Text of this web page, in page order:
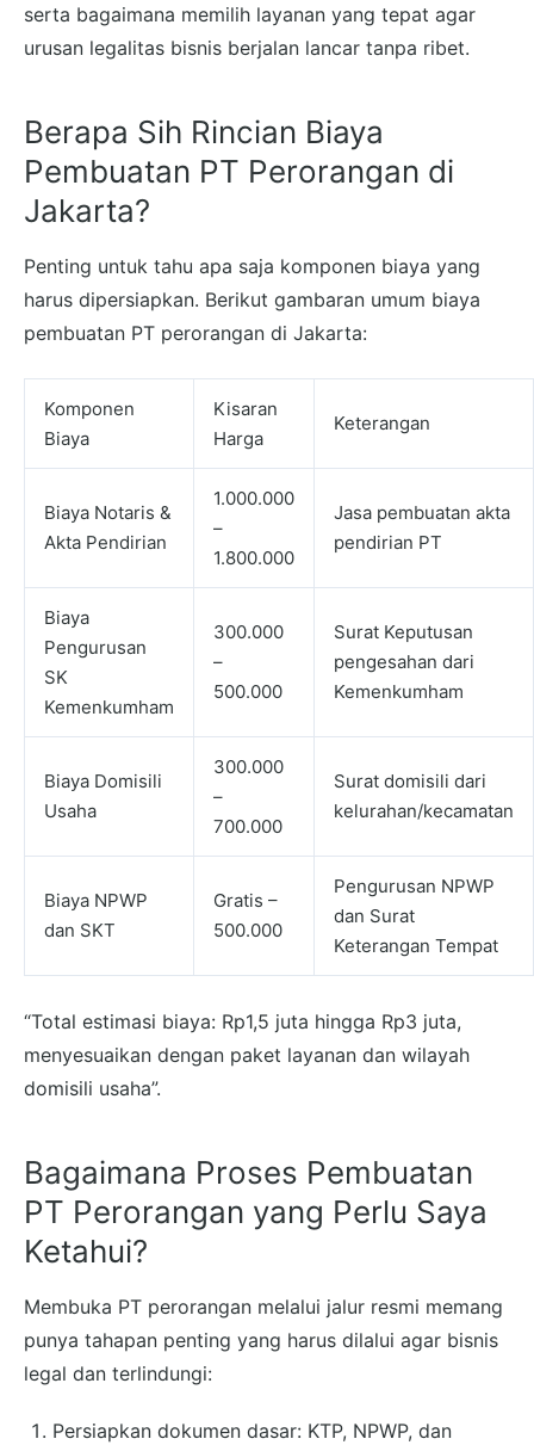
serta bagaimana memilih layanan yang tepat agar
urusan legalitas bisnis berjalan lancar tanpa ribet.
Berapa Sih Rincian Biaya
Pembuatan PT Perorangan di
Jakarta?
Penting untuk tahu apa saja komponen biaya yang
harus dipersiapkan. Berikut gambaran umum biaya
pembuatan PT perorangan di Jakarta:
Komponen
Biaya
Kisaran
Harga
Keterangan
Biaya Notaris &
Akta Pendirian
1.000.000
–
1.800.000
Jasa pembuatan akta
pendirian PT
Biaya
Pengurusan
SK
Kemenkumham
300.000
–
500.000
Surat Keputusan
pengesahan dari
Kemenkumham
Biaya Domisili
Usaha
300.000
–
700.000
Surat domisili dari
kelurahan/kecamatan
Biaya NPWP
dan SKT
Gratis –
500.000
Pengurusan NPWP
dan Surat
Keterangan Tempat
“Total estimasi biaya: Rp1,5 juta hingga Rp3 juta,
menyesuaikan dengan paket layanan dan wilayah
domisili usaha”.
Bagaimana Proses Pembuatan
PT Perorangan yang Perlu Saya
Ketahui?
Membuka PT perorangan melalui jalur resmi memang
punya tahapan penting yang harus dilalui agar bisnis
legal dan terlindungi:
Persiapkan dokumen dasar: KTP, NPWP, dan